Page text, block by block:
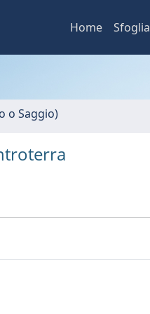
Home Sfoglia
o Saggio)